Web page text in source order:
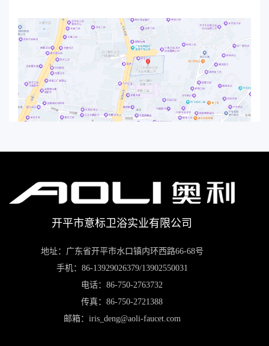
开平市意标卫浴实业有限公司
地址：广东省开平市水口镇内环西路66-68号
手机：86-13929026379/13902550031
电话：86-750-2763732
传真：86-750-2721388
邮箱：iris_deng@aoli-faucet.com